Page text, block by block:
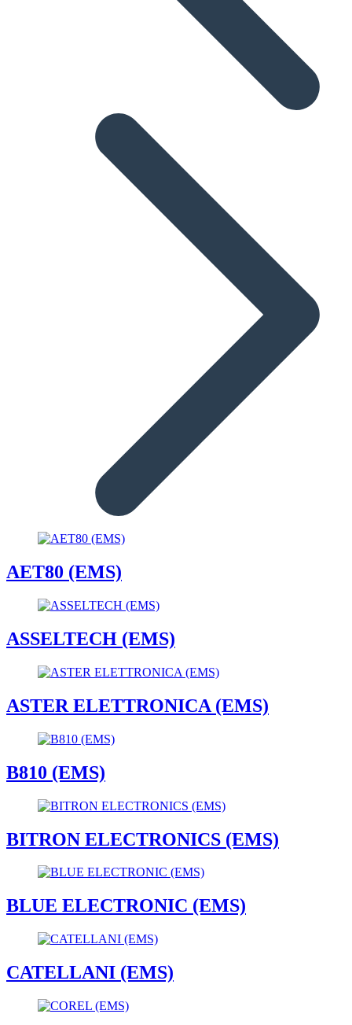
AET80 (EMS)
ASSELTECH (EMS)
ASTER ELETTRONICA (EMS)
B810 (EMS)
BITRON ELECTRONICS (EMS)
BLUE ELECTRONIC (EMS)
CATELLANI (EMS)